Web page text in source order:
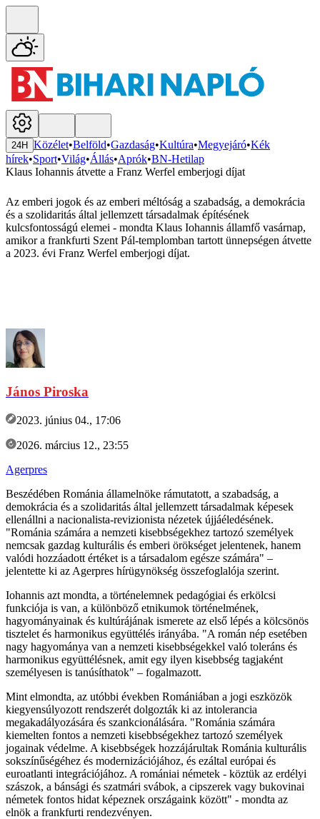
24H Közélet•Belföld•Gazdaság•Kultúra•Megyejáró•Kék
hírek•Sport•Világ•Állás•Aprók•BN-Hetilap
Klaus Iohannis átvette a Franz Werfel emberjogi díjat
Az emberi jogok és az emberi méltóság a szabadság, a demokrácia
és a szolidaritás által jellemzett társadalmak építésének
kulcsfontosságú elemei - mondta Klaus Iohannis államfő vasárnap,
amikor a frankfurti Szent Pál-templomban tartott ünnepségen átvette
a 2023. évi Franz Werfel emberjogi díjat.
János Piroska
2023. június 04., 17:06
2026. március 12., 23:55
Agerpres
Beszédében Románia államelnöke rámutatott, a szabadság, a
demokrácia és a szolidaritás által jellemzett társadalmak képesek
ellenállni a nacionalista-revizionista nézetek újjáéledésének.
"Románia számára a nemzeti kisebbségekhez tartozó személyek
nemcsak gazdag kulturális és emberi örökséget jelentenek, hanem
valódi hozzáadott értéket is a társadalom egésze számára" –
jelentette ki az Agerpres hírügynökség összefoglalója szerint.
Iohannis azt mondta, a történelemnek pedagógiai és erkölcsi
funkciója is van, a különböző etnikumok történelmének,
hagyományainak és kultúrájának ismerete az első lépés a kölcsönös
tisztelet és harmonikus együttélés irányába. "A román nép esetében
nagy hagyománya van a nemzeti kisebbségekkel való toleráns és
harmonikus együttélésnek, amit egy ilyen kisebbség tagjaként
személyesen is tanúsíthatok" – fogalmazott.
Mint elmondta, az utóbbi években Romániában a jogi eszközök
kiegyensúlyozott rendszerét dolgozták ki az intolerancia
megakadályozására és szankcionálására. "Románia számára
kiemelten fontos a nemzeti kisebbségekhez tartozó személyek
jogainak védelme. A kisebbségek hozzájárultak Románia kulturális
sokszínűségéhez és modernizációjához, és ezáltal európai és
euroatlanti integrációjához. A romániai németek - köztük az erdélyi
szászok, a bánsági és szatmári svábok, a cipszerek vagy bukovinai
németek fontos hidat képeznek országaink között" - mondta az
elnök a frankfurti rendezvényen.